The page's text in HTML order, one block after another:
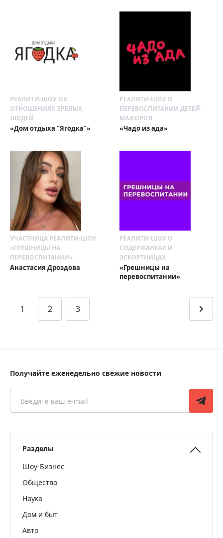
РЕАЛИТИ-ШОУ ОБ
ОТНОШЕНИЯХ ЗРЕЛЫХ
ЛЮДЕЙ
«Дом отдыха “Ягодка”»
РЕАЛИТИ-ШОУ О
ПЕРЕВОСПИТАНИИ ДЕТЕЙ-
МАЖОРОВ
«Чадо из ада»
УЧАСТНИЦА РЕАЛИТИ-ШОУ
«ГРЕШНИЦЫ НА
ПЕРЕВОСПИТАНИИ»
Анастасия Дроздова
РЕАЛИТИ-ШОУ О
СОДЕРЖАНКАХ И
ЭСКОРТНИЦАХ
«Грешницы на
перевоспитании»
1 2 3
Получайте еженедельно свежие новости
Разделы
Шоу-Бизнес
Общество
Наука
Дом и быт
Авто